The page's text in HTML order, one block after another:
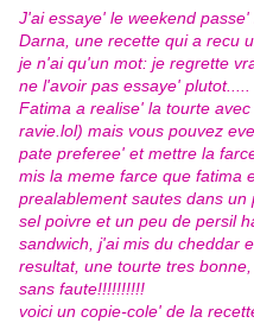
J'ai essaye' le weekend
Darna , une recette qui a recu
je n'ai qu'un mot: je regrette
ne l'avoir pas essaye' plutot.....
Fatima a realise' la tourte
ravie.lol) mais vous pouvez
pate preferee' et mettre la
mis la meme farce que fatima
prealablement sautes dans
sel poivre et un peu de persil
sandwich, j'ai mis du cheddar
resultat, une tourte tres
sans faute!!!!!!!!!!
voici un copie-cole' de la